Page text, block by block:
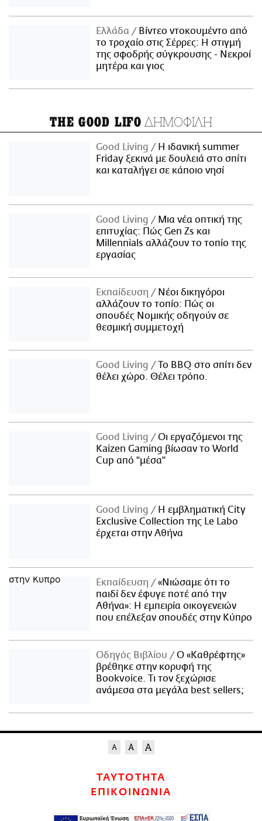
Ελλάδα
Βίντεο ντοκουμέντο από
το τροχαίο στις Σέρρες: Η στιγμή
της σφοδρής σύγκρουσης - Νεκροί
μητέρα και γιος
THE GOOD LIFO ΔΗΜΟΦΙΛΗ
Good Living
Η ιδανική summer
Friday ξεκινά με δουλειά στο σπίτι
και καταλήγει σε κάποιο νησί
Good Living
Μια νέα οπτική της
επιτυχίας: Πώς Gen Zs και
Millennials αλλάζουν το τοπίο της
εργασίας
Εκπαίδευση
Νέοι δικηγόροι
αλλάζουν το τοπίο: Πώς οι
σπουδές Νομικής οδηγούν σε
θεσμική συμμετοχή
Good Living
Το BBQ στο σπίτι δεν
θέλει χώρο. Θέλει τρόπο.
Good Living
Οι εργαζόμενοι της
Kaizen Gaming βίωσαν το World
Cup από "μέσα"
Good Living
Η εμβληματική City
Exclusive Collection της Le Labo
έρχεται στην Αθήνα
Εκπαίδευση
«Νιώσαμε ότι το
παιδί δεν έφυγε ποτέ από την
Αθήνα»: Η εμπειρία οικογενειών
που επέλεξαν σπουδές στην Κύπρο
Οδηγός Βιβλίου
Ο «Καθρέφτης»
βρέθηκε στην κορυφή της
Bookvoice. Τι τον ξεχώρισε
ανάμεσα στα μεγάλα best sellers;
ΤΑΥΤΟΤΗΤΑ
ΕΠΙΚΟΙΝΩΝΙΑ